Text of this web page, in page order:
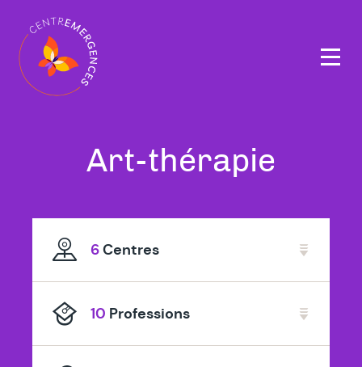
Tous
thérapeutes
spécialisé
en
Art-thérapie
6Centres
10 Professions
Navigation
principale